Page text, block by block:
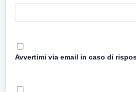
Avvertimi via email in caso di